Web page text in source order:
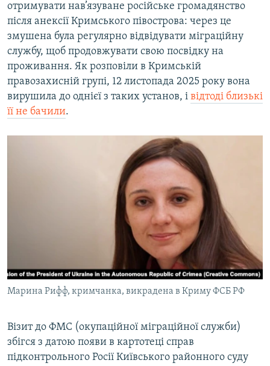
отримувати нав’язуване російське громадянство
після анексії Кримського півострова: через це
змушена була регулярно відвідувати міграційну
службу, щоб продовжувати свою посвідку на
проживання. Як розповіли в Кримській
правозахисній групі, 12 листопада 2025 року вона
вирушила до однієї з таких установ, і відтоді близькі
її не бачили.
Марина Рифф, кримчанка, викрадена в Криму ФСБ РФ
Візит до ФМС (окупаційної міграційної служби)
збігся з датою появи в картотеці справ
підконтрольного Росії Київського районного суду